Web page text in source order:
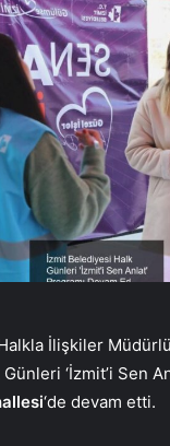
İlişkiler
‘İzmit’i Sen
‘de devam etti.